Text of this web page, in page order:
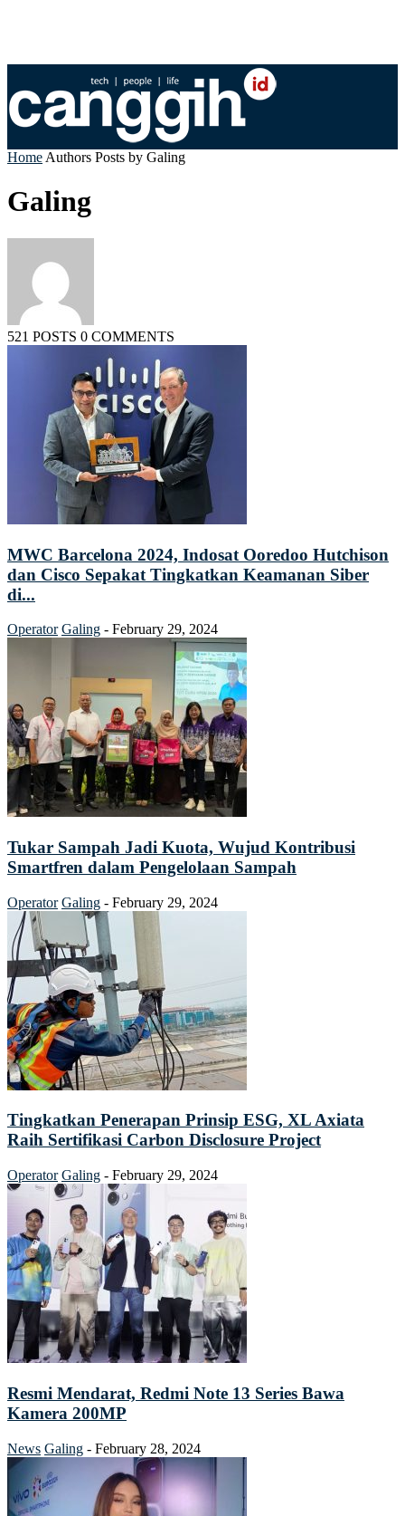
Home Authors Posts by Galing
Galing
521 POSTS 0 COMMENTS
MWC Barcelona 2024, Indosat Ooredoo Hutchison
dan Cisco Sepakat Tingkatkan Keamanan Siber
di...
Operator Galing - February 29, 2024
Tukar Sampah Jadi Kuota, Wujud Kontribusi
Smartfren dalam Pengelolaan Sampah
Operator Galing - February 29, 2024
Tingkatkan Penerapan Prinsip ESG, XL Axiata
Raih Sertifikasi Carbon Disclosure Project
Operator Galing - February 29, 2024
Resmi Mendarat, Redmi Note 13 Series Bawa
Kamera 200MP
News Galing - February 28, 2024